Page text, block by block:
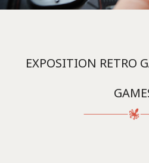
EXPOSITION RETRO